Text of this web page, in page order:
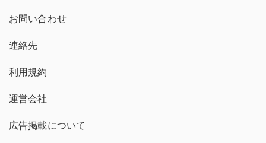
お問い合わせ
連絡先
利用規約
運営会社
広告掲載について